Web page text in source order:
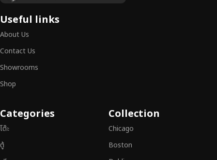
เฟอร์นิเจอร์ไม้ไม่ใช่เพียงของตกแต่ง แต่เป็นงานศิลปะที่สะท้อนถึงรสนิยมและ
สามารถผสานความสวยงาม ความแข็งแรง และการใช้งานที่ตอบโจทย์ทุกความ
ต้องการได้อย่างลงตัว เฟอร์นิเจอร์ทุกชิ้นของเราผลิตจากวัสดุคุณภาพสูง ผ่าน
การตรวจสอบมาตรฐานอย่างเคร่งครัด
สิก และการใช้งานที่ยาวนาน
ประกันคุณภาพและการบริการที่ดีที่สุด
Useful links
About Us
Contact Us
Showrooms
Shop
Categories
โต๊ะ
ตู้
Collection
Chicago
Boston